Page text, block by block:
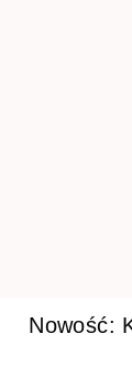
Nowość: